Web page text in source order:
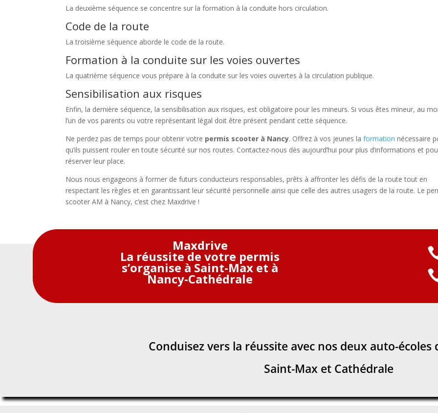
La deuxième séquence se concentre sur la formation à la conduite hors circulation.
Code de la route
La troisième séquence aborde le code de la route.
Formation à la conduite sur les voies ouvertes
La quatrième séquence vous prépare à la conduite sur les voies ouvertes à la circulation publique.
Sensibilisation aux risques
Enfin, la dernière séquence, la sensibilisation aux risques, est obligatoire pour les mineurs. Si vous êtes mineur, au
l’un de vos parents ou votre représentant légal doit être présent pendant cette séquence.
Ne perdez pas de temps pour obtenir votre permis scooter à Nancy. Offrez à vos jeunes laformation nécessaire
qu’ils puissent rouler en toute sécurité sur nos routes. Contactez-nous dès aujourd’hui pour plus d’informations et
réserver leur place.
Nous nous engageons à former de futurs conducteurs responsables, prêts à affronter les défis de la route tout en
respectant les règles et en garantissant leur sécurité personnelle ainsi que celle des autres usagers de la route. Le
scooter AM à Nancy, c’est chez Maxdrive !
Maxdrive
La réussite de votre permis
s’organise à Saint-Max et à
Nancy-Cathédrale
Conduisez vers la réussite avec nos deux auto-écoles
Saint-Max et Cathédrale